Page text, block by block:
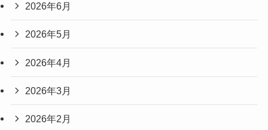
2026年6月
2026年5月
2026年4月
2026年3月
2026年2月